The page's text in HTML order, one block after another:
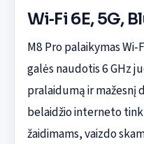
Wi‑Fi 6E, 5G,
M8 Pro palaikymas
galės naudotis 6 GHz
pralaidumą ir mažesnį
belaidžio interneto
žaidimams, vaizdo